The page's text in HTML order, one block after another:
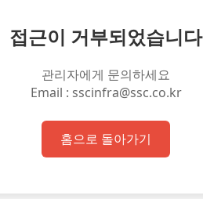
접근이 거부되었습니다
관리자에게 문의하세요
Email : sscinfra@ssc.co.kr
홈으로 돌아가기